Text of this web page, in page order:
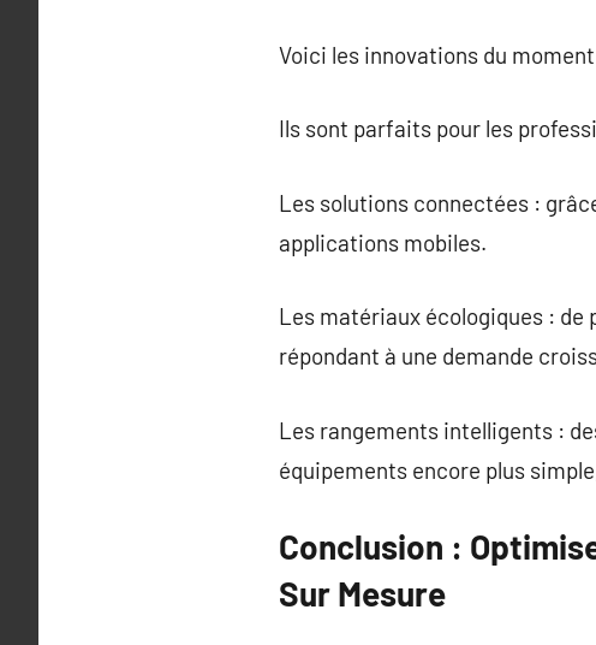
Voici les innovations du
Ils sont parfaits pour les
Les solutions connectées :
applications mobiles.
Les matériaux écologiques : de
répondant à une demande
Les rangements intelligents :
équipements encore plus
Conclusion :
Sur Mesure